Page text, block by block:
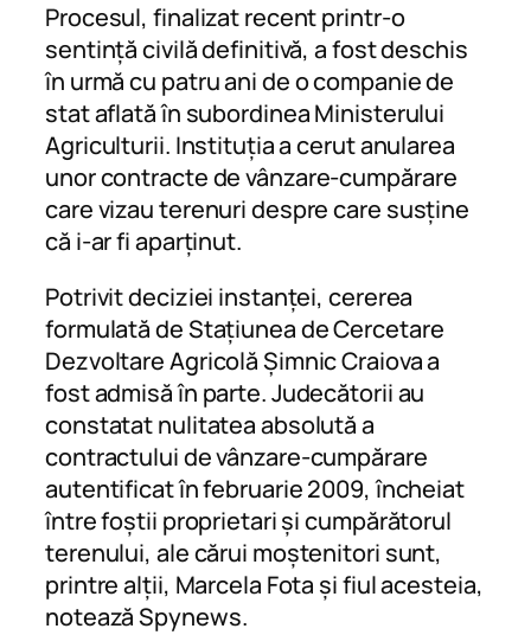
Procesul, finalizat recent printr-o
sentință civilă definitivă, a fost deschis
în urmă cu patru ani de o companie de
stat aflată în subordinea Ministerului
Agriculturii. Instituția a cerut anularea
unor contracte de vânzare-cumpărare
care vizau terenuri despre care susține
că i-ar fi aparținut.
Potrivit deciziei instanței, cererea
formulată de Stațiunea de Cercetare
Dezvoltare Agricolă Șimnic Craiova a
fost admisă în parte. Judecătorii au
constatat nulitatea absolută a
contractului de vânzare-cumpărare
autentificat în februarie 2009, încheiat
între foștii proprietari și cumpărătorul
terenului, ale cărui moștenitori sunt,
printre alții, Marcela Fota și fiul acesteia,
notează Spynews.